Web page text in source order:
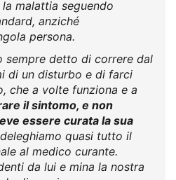
malattia seguendo
anziché
persona.
sempre detto di correre dal
di un disturbo e di farci
che a volte funziona e a
il sintomo, e non
essere curata la sua
quasi tutto il
al medico curante.
da lui e mina la nostra